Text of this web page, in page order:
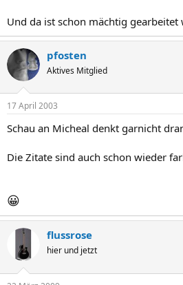
Und da ist schon mächtig
pfosten
Aktives Mitglied
17 April 2003
Schau an Micheal denkt garnicht
Die Zitate sind auch schon wieder
😀
flussrose
hier und jetzt